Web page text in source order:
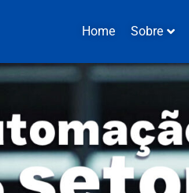
Home Sobre